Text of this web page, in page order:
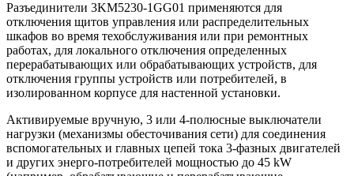
Разъединители 3KM5230-1GG01 применяются для
отключения щитов управления или распределительных
шкафов во время техобслуживания или при ремонтных
работах, для локального отключения определенных
перерабатывающих или обрабатывающих устройств, для
отключения группы устройств или потребителей, в
изолированном корпусе для настенной установки.
Активируемые вручную, 3 или 4-полюсные выключатели
нагрузки (механизмы обесточивания сети) для соединения
вспомогательных и главных цепей тока 3-фазных двигателей
и других энерго-потребителей мощностью до 45 kW